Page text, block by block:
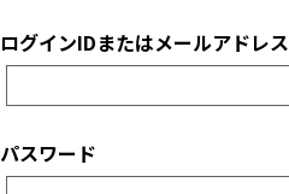
ログインIDまたはメールアドレス
パスワード